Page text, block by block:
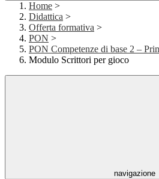
Home >
Didattica >
Offerta formativa >
PON >
PON Competenze di base 2 –
Modulo Scrittori per gioco
navigazione